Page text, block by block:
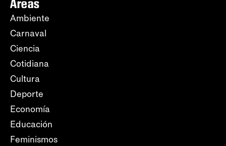
Áreas
Ambiente
Carnaval
Ciencia
Cotidiana
Cultura
Deporte
Economía
Educación
Feminismos